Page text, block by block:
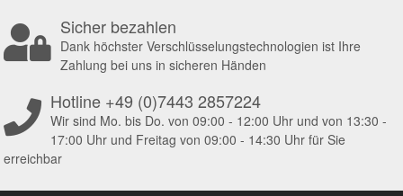
Sicher bezahlen
Dank höchster Verschlüsselungstechnologien ist Ihre
Zahlung bei uns in sicheren Händen
Hotline +49 (0)7443 2857224
Wir sind Mo. bis Do. von 09:00 - 12:00 Uhr und von 13:30 -
17:00 Uhr und Freitag von 09:00 - 14:30 Uhr für Sie
erreichbar